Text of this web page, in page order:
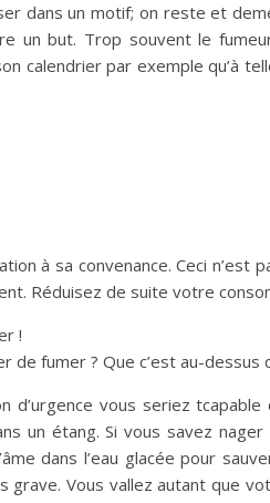
dans un motif; on reste et
un but. Trop souvent le
calendrier par exemple qu’à
à sa convenance. Ceci n’est
Réduisez de suite votre
!
de fumer ? Que c’est au-dessus
vous seriez tcapable
un étang. Si vous savez
dans l’eau glacée pour
Vous vallez autant que